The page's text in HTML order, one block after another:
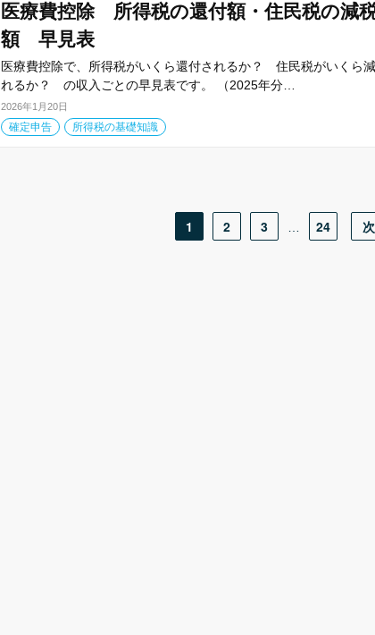
医療費控除 所得税の還付額・住民税の減
額 早見表
医療費控除で、所得税がいくら還付されるか？ 住民税がいくら
れるか？ の収入ごとの早見表です。 （2025年分…
2026年1月20日
確定申告 所得税の基礎知識
1 2 3 24